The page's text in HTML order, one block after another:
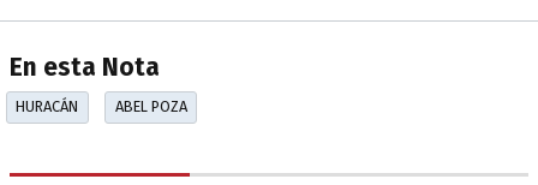
En esta Nota
HURACÁN ABEL POZA